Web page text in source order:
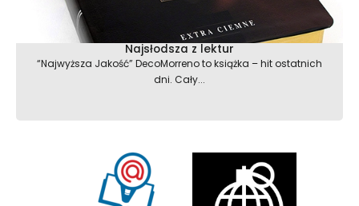
Najsłodsza z lektur
“Najwyższa Jakość” DecoMorreno to książka – hit ostatnich
dni. Cały...